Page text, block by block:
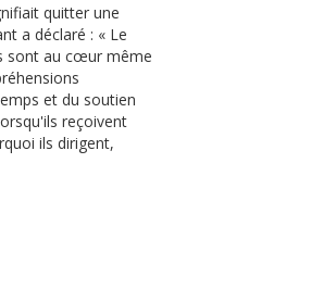
quitter une
a déclaré : « Le
sont au cœur même
et du soutien
reçoivent
ils dirigent,